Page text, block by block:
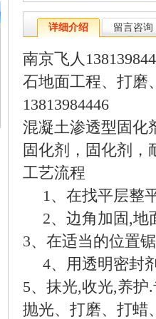
详细介绍 留言咨询
南京飞人
石地面工程、打磨
13813984446
混凝土渗透型固化
固化剂，固化剂，
工艺流程
1、在找平层整
2、边角加固,地
3、在适当的位置
4、用透明密封
5、抹光,收光,养
抛光、打磨、打蜡